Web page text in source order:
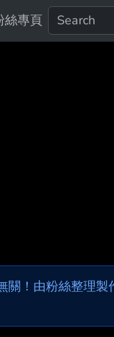
絲專頁
關！由粉絲整理